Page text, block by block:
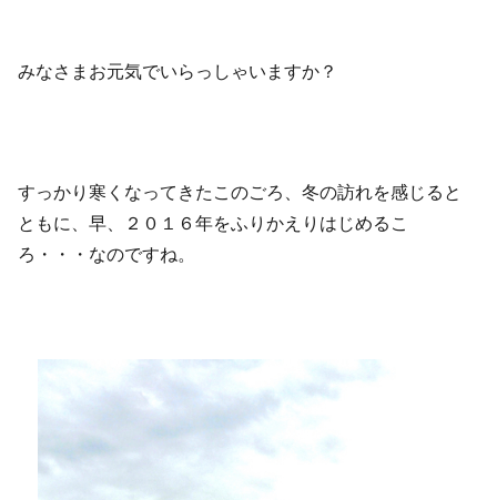
みなさまお元気でいらっしゃいますか？
すっかり寒くなってきたこのごろ、冬の訪れを感じると
ともに、早、２０１６年をふりかえりはじめるこ
ろ・・・なのですね。